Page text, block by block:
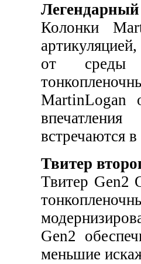
Колонки
от среды
MartinLogan
встречаются
Твитер
Твитер Gen2
Gen2
меньшие